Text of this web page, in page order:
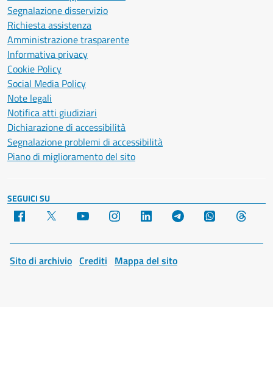
Segnalazione disservizio
Richiesta assistenza
Amministrazione trasparente
Informativa privacy
Cookie Policy
Social Media Policy
Note legali
Notifica atti giudiziari
Dichiarazione di accessibilità
Segnalazione problemi di accessibilità
Piano di miglioramento del sito
SEGUICI SU
Facebook YouTube Instagram LinkedIn Telegram WhatsApp
Sito di archivio Crediti Mappa del sito